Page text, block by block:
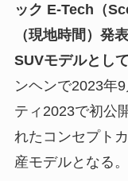
ック E-Tech（
（現地時間）発
SUVモデルとし
ンヘンで2023年
ティ2023で初公
れたコンセプト
産モデルとなる。